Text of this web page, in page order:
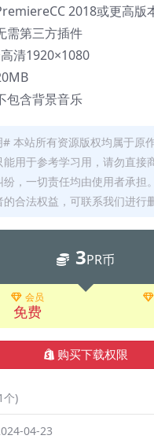
2018或更高版
需第三方插件
清1920×1080
包含背景音乐
本站所有资源版权均属于原
用于参考学习用，请勿直接
纷，一切责任均由使用者承担
合法权益，可联系我们进行
3PR币
会员
免费
购买下载权限
个)
04-23